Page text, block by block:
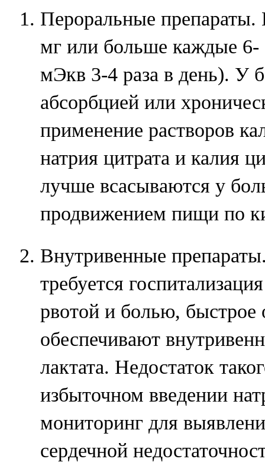
Пероральные препараты.
мг или больше каждые 6-
мЭкв 3-4 раза в день). У
абсорбцией или
применение растворов
натрия цитрата и калия
лучше всасываются у
продвижением пищи по
Внутривенные
требуется
рвотой и болью, быстрое
обеспечивают
лактата. Недостаток
избыточном введении
мониторинг для
сердечной